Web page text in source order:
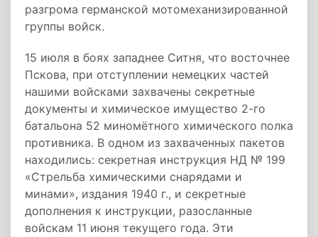
разгрома германской мотомеханизированной
группы войск.
15 июля в боях западнее Ситня, что восточнее
Пскова, при отступлении немецких частей
нашими войсками захвачены секретные
документы и химическое имущество 2-го
батальона 52 миномётного химического полка
противника. В одном из захваченных пакетов
находились: секретная инструкция НД № 199
«Стрельба химическими снарядами и
минами», издания 1940 г., и секретные
дополнения к инструкции, разосланные
войскам 11 июня текущего года. Эти